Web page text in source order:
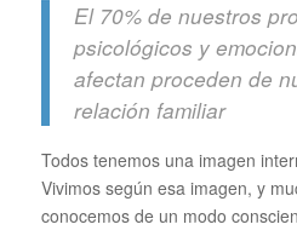
El 70% de nuestros
psicológicos y
afectan proceden de
relación familiar
Todos tenemos una imagen
Vivimos según esa imagen, y
conocemos de un modo